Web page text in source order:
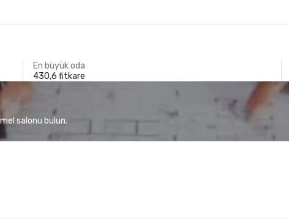
En büyük oda
430,6 fitkare
salonu bulun.